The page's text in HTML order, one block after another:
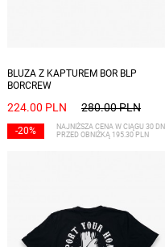
BLUZA Z KAPTUREM BOR BLP
BORCREW
224.00 PLN 280.00 PLN
-20%
NAJNIŻSZA CENA W CIĄGU 30 DNI
PRZED OBNIŻKĄ 195.30 PLN